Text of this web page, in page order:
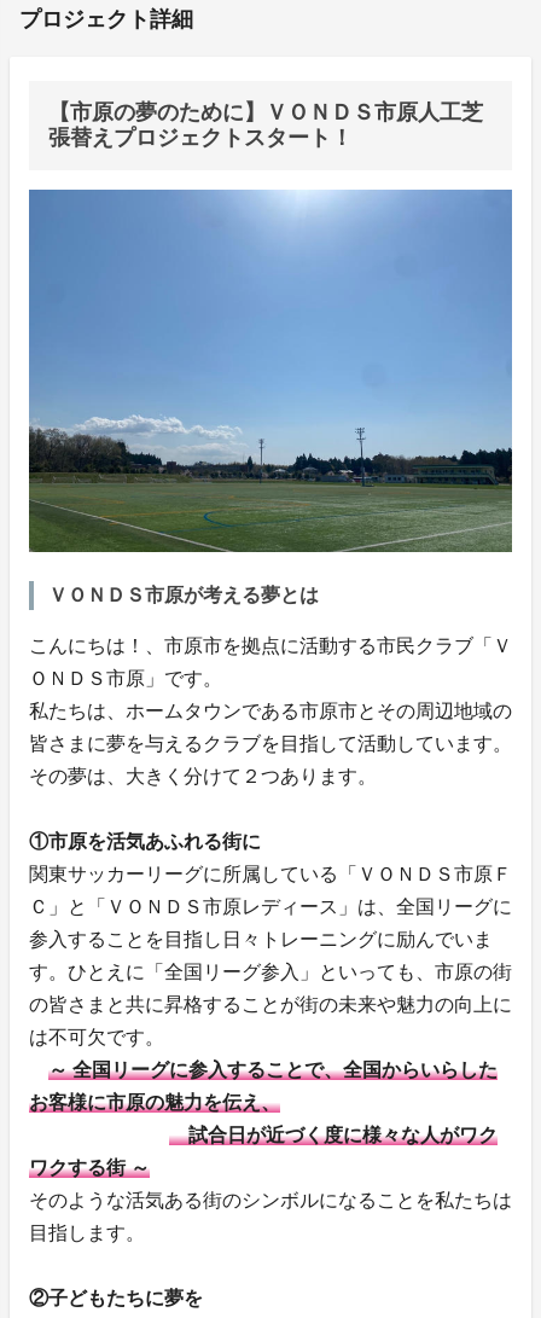
プロジェクト詳細
【市原の夢のために】ＶＯＮＤＳ市原人工芝
張替えプロジェクトスタート！
ＶＯＮＤＳ市原が考える夢とは
こんにちは！、市原市を拠点に活動する市民クラブ「Ｖ
ＯＮＤＳ市原」です。
私たちは、ホームタウンである市原市とその周辺地域の
皆さまに夢を与えるクラブを目指して活動しています。
その夢は、大きく分けて２つあります。
①市原を活気あふれる街に
関東サッカーリーグに所属している「ＶＯＮＤＳ市原Ｆ
Ｃ」と「ＶＯＮＤＳ市原レディース」は、全国リーグに
参入することを目指し日々トレーニングに励んでいま
す。ひとえに「全国リーグ参入」といっても、市原の街
の皆さまと共に昇格することが街の未来や魅力の向上に
は不可欠です。
～ 全国リーグに参入することで、全国からいらした
お客様に市原の魅力を伝え、
試合日が近づく度に様々な人がワク
ワクする街 ～
そのような活気ある街のシンボルになることを私たちは
目指します。
②子どもたちに夢を